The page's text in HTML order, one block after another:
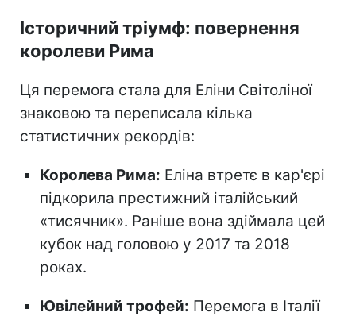
Історичний тріумф: повернення
королеви Рима
Ця перемога стала для Еліни Світоліної
знаковою та переписала кілька
статистичних рекордів:
Королева Рима: Еліна втретє в кар'єрі
підкорила престижний італійський
«тисячник». Раніше вона здіймала цей
кубок над головою у 2017 та 2018
роках.
Ювілейний трофей: Перемога в Італії